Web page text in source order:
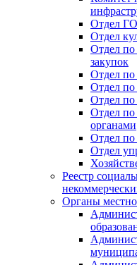
Отдел
Отдел
Отдел
закупок
Отдел по
Отдел
Отдел
Отдел по
органами
Отдел по
Отдел
Реестр
Органы